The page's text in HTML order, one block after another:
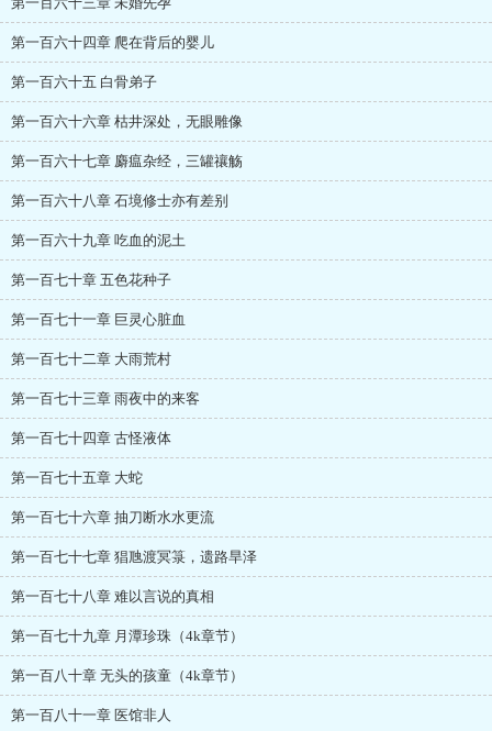
第一百六十四章 爬在背后的婴儿
第一百六十五 白骨弟子
第一百六十六章 枯井深处，无眼雕像
第一百六十七章 麝瘟杂经，三罐禳觞
第一百六十八章 石境修士亦有差别
第一百六十九章 吃血的泥土
第一百七十章 五色花种子
第一百七十一章 巨灵心脏血
第一百七十二章 大雨荒村
第一百七十三章 雨夜中的来客
第一百七十四章 古怪液体
第一百七十五章 大蛇
第一百七十六章 抽刀断水水更流
第一百七十七章 猖虺渡冥箓，遗路旱泽
第一百七十八章 难以言说的真相
第一百七十九章 月潭珍珠（4k章节）
第一百八十章 无头的孩童（4k章节）
第一百八十一章 医馆非人